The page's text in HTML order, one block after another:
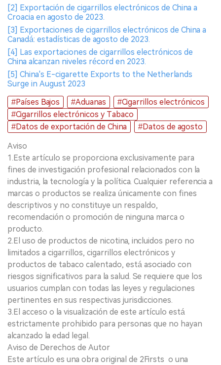
[2] Exportación de cigarrillos electrónicos de China a
Croacia en agosto de 2023.
[3] Exportaciones de cigarrillos electrónicos de China a
Canadá: estadísticas de agosto de 2023.
[4] Las exportaciones de cigarrillos electrónicos de
China alcanzan niveles récord en 2023.
[5] China's E-cigarette Exports to the Netherlands
Surge in August 2023
#Países Bajos
#Aduanas
#Cigarrillos electrónicos
#Cigarrillos electrónicos y Tabaco
#Datos de exportación de China
#Datos de agosto
Aviso
1.Este artículo se proporciona exclusivamente para
fines de investigación profesional relacionados con la
industria, la tecnología y la política. Cualquier referencia a
marcas o productos se realiza únicamente con fines
descriptivos y no constituye un respaldo,
recomendación o promoción de ninguna marca o
producto.
2.El uso de productos de nicotina, incluidos pero no
limitados a cigarrillos, cigarrillos electrónicos y
productos de tabaco calentado, está asociado con
riesgos significativos para la salud. Se requiere que los
usuarios cumplan con todas las leyes y regulaciones
pertinentes en sus respectivas jurisdicciones.
3.El acceso o la visualización de este artículo está
estrictamente prohibido para personas que no hayan
alcanzado la edad legal.
Aviso de Derechos de Autor
Este artículo es una obra original de 2Firsts o una